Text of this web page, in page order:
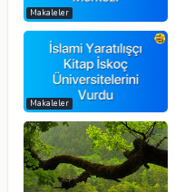
Makaleler
Makaleler